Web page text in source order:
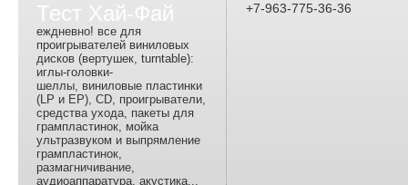
Тест Хай-Фай
еждневно! все для
проигрывателей виниловых
дисков (вертушек, turntable):
иглы-головки-
шеллы, виниловые пластинки
(LP и EP), CD, проигрыватели,
средства ухода, пакеты для
грампластинок, мойка
ультразвуком и выпрямление
грампластинок,
размагничивание,
аудиоаппаратура, акустика...
+7-963-775-36-36